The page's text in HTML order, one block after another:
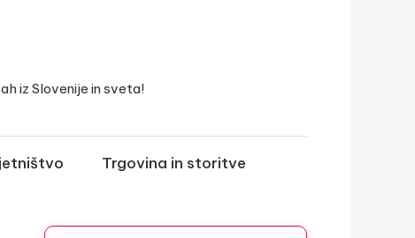
iz Slovenije in sveta!
Trgovina in storitve